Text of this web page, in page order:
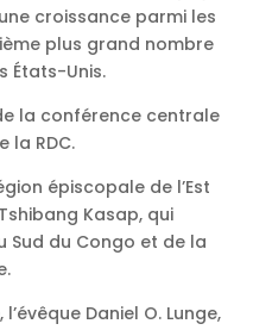
croissance parmi les
plus grand nombre
États-Unis.
la conférence centrale
la RDC.
épiscopale de l’Est
Kasap, qui
Sud du Congo et de la
Daniel O. Lunge,